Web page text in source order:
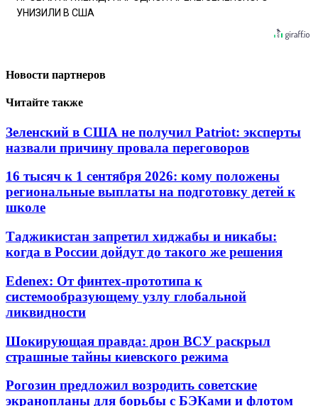
УНИЗИЛИ В США
Новости партнеров
Читайте также
Зеленский в США не получил Patriot: эксперты
назвали причину провала переговоров
16 тысяч к 1 сентября 2026: кому положены
региональные выплаты на подготовку детей к
школе
Таджикистан запретил хиджабы и никабы:
когда в России дойдут до такого же решения
Edenex: От финтех-прототипа к
системообразующему узлу глобальной
ликвидности
Шокирующая правда: дрон ВСУ раскрыл
страшные тайны киевского режима
Рогозин предложил возродить советские
экранопланы для борьбы с БЭКами и флотом